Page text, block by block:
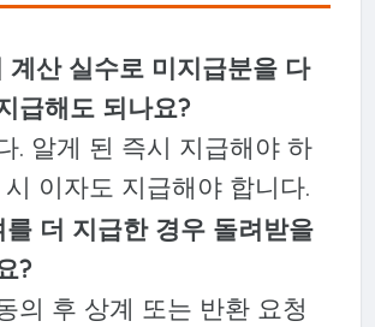
계산 실수로 미지급분을 다
급해도 되나요?
. 알게 된 즉시 지급해야 하
시 이자도 지급해야 합니다.
를 더 지급한 경우 돌려받을
?
의 후 상계 또는 반환 요청